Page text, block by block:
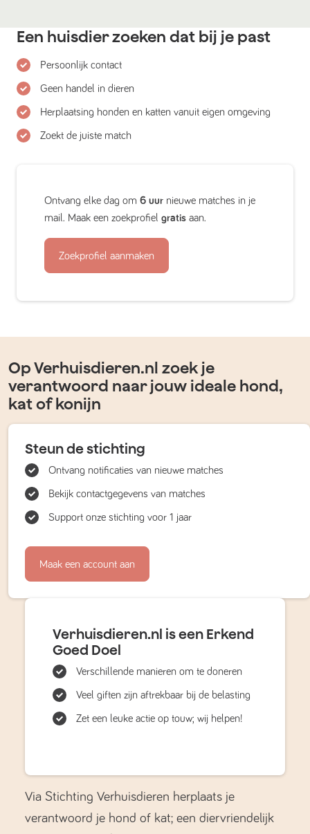
Een huisdier zoeken dat bij je past
Persoonlijk contact
Geen handel in dieren
Herplaatsing honden en katten vanuit eigen omgeving
Zoekt de juiste match
Ontvang elke dag om 6 uur nieuwe matches in je
mail. Maak een zoekprofiel gratis aan.
Zoekprofiel aanmaken
Op Verhuisdieren.nl zoek je
verantwoord naar jouw ideale hond,
kat of konijn
Steun de stichting
Ontvang notificaties van nieuwe matches
Bekijk contactgegevens van matches
Support onze stichting voor 1 jaar
Maak een account aan
Verhuisdieren.nl is een Erkend
Goed Doel
Verschillende manieren om te doneren
Veel giften zijn aftrekbaar bij de belasting
Zet een leuke actie op touw; wij helpen!
Via Stichting Verhuisdieren herplaats je
verantwoord je hond of kat; een diervriendelijk